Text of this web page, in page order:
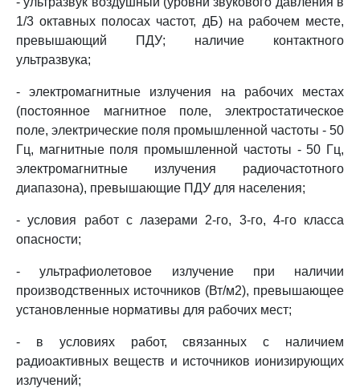
1/3 октавных полосах частот, дБ) на рабочем месте,
превышающий ПДУ; наличие контактного
ультразвука;
- электромагнитные излучения на рабочих местах
(постоянное магнитное поле, электростатическое
поле, электрические поля промышленной частоты - 50
Гц, магнитные поля промышленной частоты - 50 Гц,
электромагнитные излучения радиочастотного
диапазона), превышающие ПДУ для населения;
- условия работ с лазерами 2-го, 3-го, 4-го класса
опасности;
- ультрафиолетовое излучение при наличии
производственных источников (Вт/м2), превышающее
установленные нормативы для рабочих мест;
- в условиях работ, связанных с наличием
радиоактивных веществ и источников ионизирующих
излучений;